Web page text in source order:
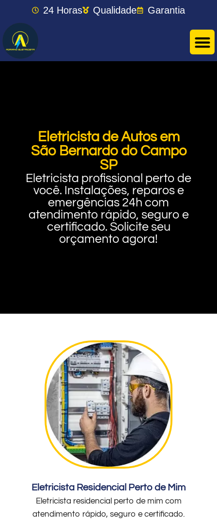
24 Horas Qualidade Garantia
Eletricista de Autos em
São Bernardo do Campo
SP
Eletricista profissional perto de
você. Instalações, reparos e
emergências 24h com
atendimento rápido, seguro e
certificado. Solicite seu
orçamento agora!
Eletricista Residencial Perto de Mim
Eletricista residencial perto de mim com
atendimento rápido, seguro e certificado.